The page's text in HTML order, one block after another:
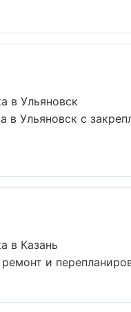
в Ульяновск
в Ульяновск с
в Казань
и